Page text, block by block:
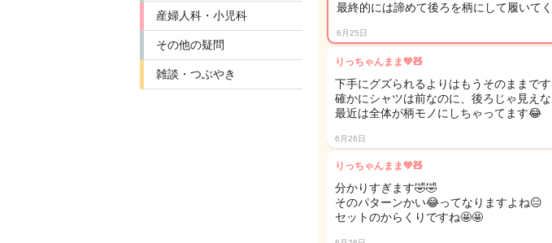
産婦人科・小児科
その他の疑問
雑談・つぶやき
最終的には諦めて後ろを柄にして履いてく
6月25日
りっちゃんまま💚🧸
下手にグズられるよりはもうそのままで
確かにシャツは前なのに、後ろじゃ見え
最近は全体が柄モノにしちゃってます😂
6月26日
りっちゃんまま💚🧸
分かりすぎます🤣🤣
そのパターンかい😂ってなりますよね😑
セットのからくりですね🤩🤩